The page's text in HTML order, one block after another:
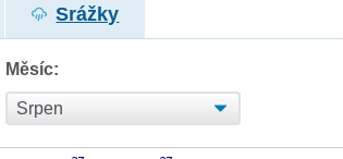
Srážky
Měsíc: